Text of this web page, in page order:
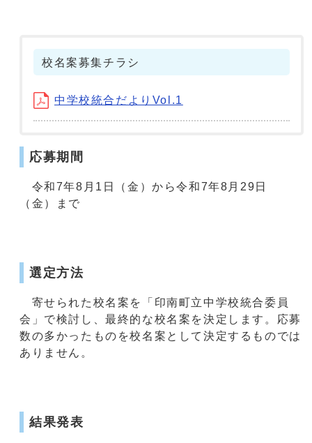
校名案募集チラシ
中学校統合だよりVol.1
応募期間
令和7年8月1日（金）から令和7年8月29日
（金）まで
選定方法
寄せられた校名案を「印南町立中学校統合委員
会」で検討し、最終的な校名案を決定します。応募
数の多かったものを校名案として決定するものでは
ありません。
結果発表